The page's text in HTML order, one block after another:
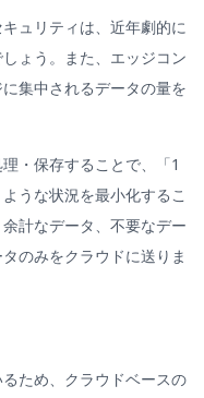
ュリティは、近年劇的に
ょう。また、エッジコン
集中されるデータの量を
・保存することで、「1
うな状況を最小化するこ
計なデータ、不要なデー
のみをクラウドに送りま
ため、クラウドベースの